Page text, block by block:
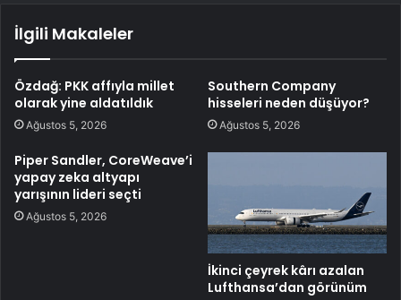
İlgili Makaleler
Özdağ: PKK affıyla millet
olarak yine aldatıldık
Ağustos 5, 2026
Southern Company
hisseleri neden düşüyor?
Ağustos 5, 2026
Piper Sandler, CoreWeave’i
yapay zeka altyapı
yarışının lideri seçti
Ağustos 5, 2026
İkinci çeyrek kârı azalan
Lufthansa’dan görünüm